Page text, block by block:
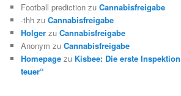
Football prediction zuCannabisfreigabe
-thh zuCannabisfreigabe
Holger zuCannabisfreigabe
Anonym zuCannabisfreigabe
Homepage zu Kisbee: Die erste
teuer“